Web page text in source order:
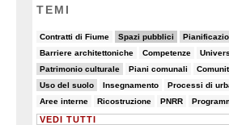
TEMI
Contratti di Fiume
5/82 Spazi pubblici
32/82
11/82
7/82
Barriere architettoniche
7/82 Competenze
6/82
5/82
9/82
Patrimonio culturale
9/82 Piani comunali
7/82
6/82
9/82
Uso del suolo
9/82 Insegnamento
5/82 Processi di
8/82
6/82
Aree interne
8/82 Ricostruzione
6/82 PNRR
7/82
5/82
VEDI TUTTI